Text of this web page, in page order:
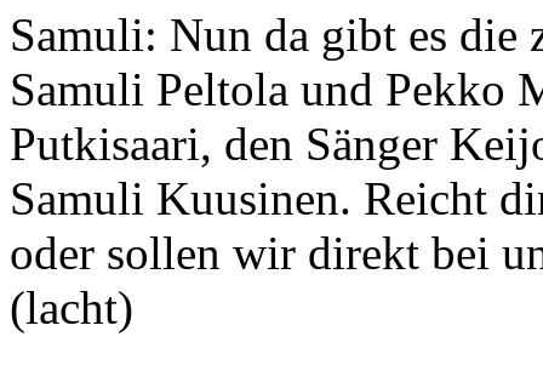
Samuli: Nun da gibt es
Samuli Peltola und Pekko
Putkisaari, den Sänger
Samuli Kuusinen. Reicht
oder sollen wir direkt bei
(lacht)